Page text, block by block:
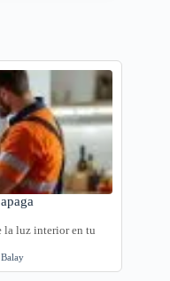
la luz interior en tu